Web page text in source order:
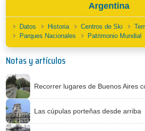
Argentina
Datos Historia Centros de Ski
Parques Nacionales
Patrimonio Mundial
Notas y artículos
Recorrer lugares de Buenos Aires
Las cúpulas porteñas desde arriba